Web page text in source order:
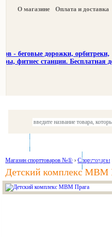
О магазине Оплата и доставка
Акции и
Магазин спорттоваров №① › Спорттовары
Детский комплекс МВМ